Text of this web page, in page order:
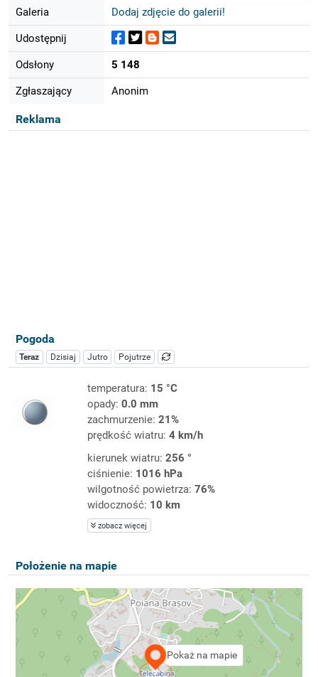
Galeria Dodaj zdjęcie do galerii!
Udostępnij
Odsłony 5 148
Zgłaszający Anonim
Reklama
Pogoda
Teraz Dzisiaj Jutro Pojutrze
temperatura: 15 °C
opady: 0.0 mm
zachmurzenie: 21%
prędkość wiatru: 4 km/h
kierunek wiatru: 256 °
ciśnienie: 1016 hPa
wilgotność powietrza: 76%
widoczność: 10 km
zobacz więcej
Położenie na mapie
Pokaż na mapie